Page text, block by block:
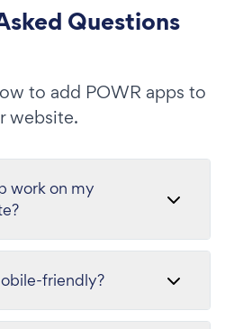
Questions
to add POWR apps to
website.
work on my
friendly?